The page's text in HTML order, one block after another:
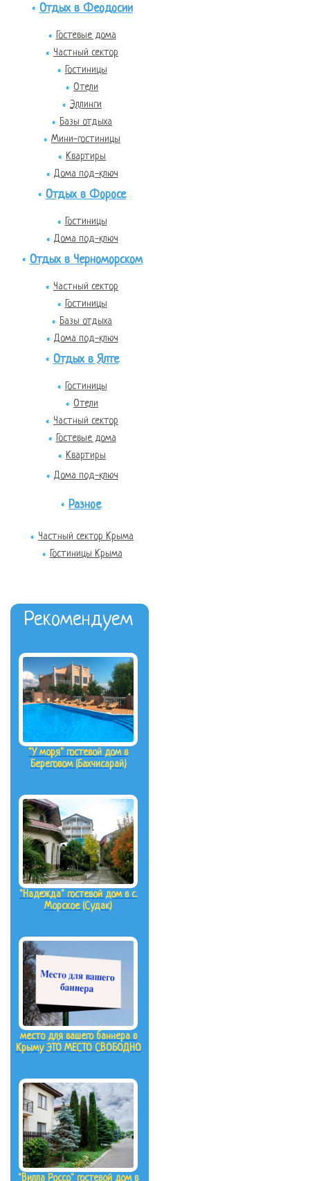
Отдых в Феодосии
Гостевые дома
Частный сектор
Гостиницы
Отели
Эллинги
Базы отдыха
Мини-гостиницы
Квартиры
Дома под-ключ
Отдых в Форосе
Гостиницы
Дома под-ключ
Отдых в Черноморском
Частный сектор
Гостиницы
Базы отдыха
Дома под-ключ
Отдых в Ялте
Гостиницы
Отели
Частный сектор
Гостевые дома
Квартиры
Дома под-ключ
Разное
Частный сектор Крыма
Гостиницы Крыма
Рекомендуем
"У моря" гостевой дом в
Береговом (Бахчисарай)
"Надежда" гостевой дом в с.
Морское (Судак)
место для вашего баннера в
Крыму ЭТО МЕСТО СВОБОДНО
"Вилла Россо" гостевой дом в